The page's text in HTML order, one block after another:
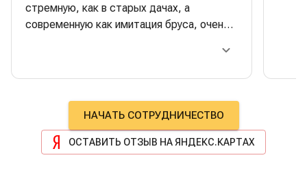
стремную, как в старых дачах, а
современную как имитация бруса, очень
максимально оперативно сделал
поставку, при этом правильно
побеспокоился о разных нюансах,
которые очень хорошо повлияли на
НАЧАТЬ СОТРУДНИЧЕСТВО
ОСТАВИТЬ ОТЗЫВ НА ЯНДЕКС.КАРТАХ